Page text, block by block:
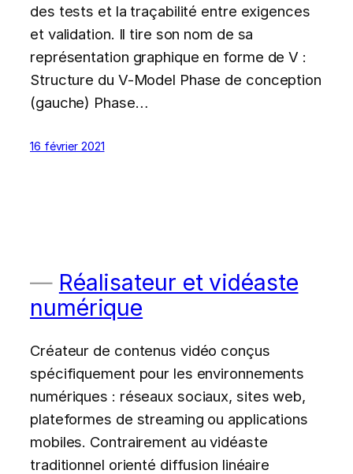
des tests et la traçabilité entre exigences
et validation. Il tire son nom de sa
représentation graphique en forme de V :
Structure du V-Model Phase de conception
(gauche) Phase…
16 février 2021
Réalisateur et vidéaste
numérique
Créateur de contenus vidéo conçus
spécifiquement pour les environnements
numériques : réseaux sociaux, sites web,
plateformes de streaming ou applications
mobiles. Contrairement au vidéaste
traditionnel orienté diffusion linéaire